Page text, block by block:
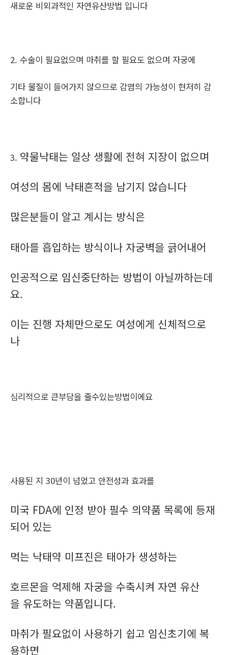
새로운 비외과적인 자연유산방법 입니다
2. 수술이 필요없으며 마취를 할 필요도 없으며 자궁에
기타 물질이 들어가지 않으므로 감염의 가능성이 현저히 감
소합니다
3. 약물낙태는 일상 생활에 전혀 지장이 없으며
여성의 몸에 낙태흔적을 남기지 않습니다
많은분들이 알고 계시는 방식은
태아를 흡입하는 방식이나 자궁벽을 긁어내어
인공적으로 임신중단하는 방법이 아닐까하는데
요.
이는 진행 자체만으로도 여성에게 신체적으로
나
심리적으로 큰부담을 줄수있는방법이에요
사용된 지 30년이 넘었고 안전성과 효과를
미국 FDA에 인정 받아 필수 의약품 목록에 등재
되어 있는
먹는 낙태약 미프진은 태아가 생성하는
호르몬을 억제해 자궁을 수축시켜 자연 유산
을 유도하는 약품입니다.
마취가 필요없이 사용하기 쉽고 임신초기에 복
용하면